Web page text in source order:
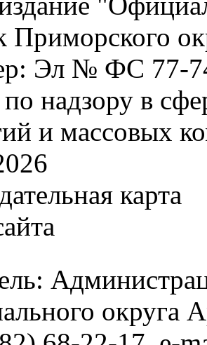
Приморского
Эл № ФС 77-
надзору в
и массовых
карта
округа